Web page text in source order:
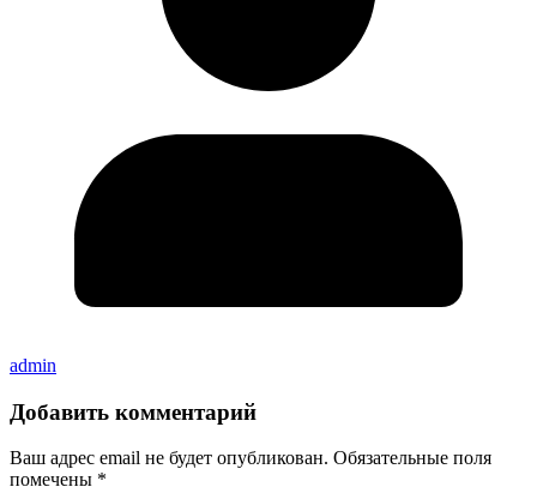
admin
Добавить комментарий
Ваш адрес email не будет опубликован. Обязательные поля
помечены *